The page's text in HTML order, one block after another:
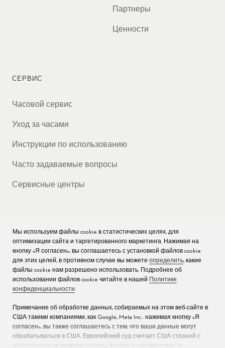
Партнеры
Ценности
СЕРВИС
Часовой сервис
Уход за часами
Инструкции по использованию
Часто задаваемые вопросы
Сервисные центры
КОМПАНИЯ
Вакансии
Пресс
Мы используем файлы cookie в статистических целях, для
оптимизации сайта и таргетированного маркетинга. Нажимая на
кнопку «Я согласен», вы соглашаетесь с установкой файлов cookie
для этих целей, в противном случае вы можете определить, какие
файлы cookie нам разрешено использовать. Подробнее об
использовании файлов cookie читайте в нашей
Политике
конфиденциальности.
Примечание об обработке данных, собираемых на этом веб-сайте в
США такими компаниями, как Google, Meta Inc.: нажимая кнопку «Я
согласен», вы также соглашаетесь с тем, что ваши данные могут
обрабатываться в США. Европейский суд считает США страной с
недостаточным уровнем защиты данных в соответствии со